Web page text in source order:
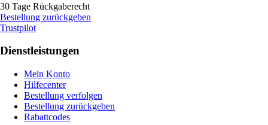
30 Tage Rückgaberecht
Bestellung zurückgeben
Trustpilot
Dienstleistungen
Mein Konto
Hilfecenter
Bestellung verfolgen
Bestellung zurückgeben
Rabattcodes